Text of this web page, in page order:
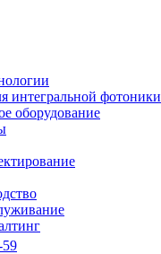
интегральной фотоники
оборудование
59